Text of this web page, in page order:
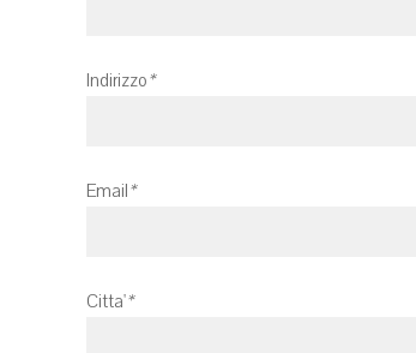
Indirizzo*
Email*
Citta'*